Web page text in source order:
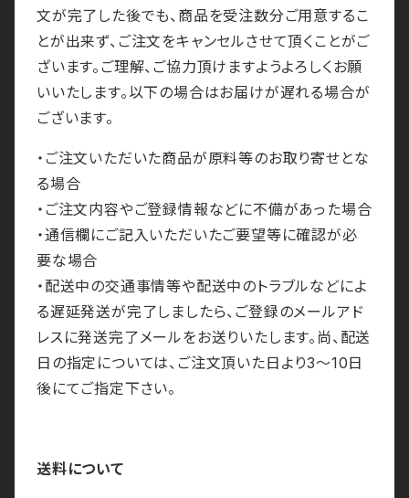
文が完了した後でも、商品を受注数分ご用意するこ
とが出来ず、ご注文をキャンセルさせて頂くことがご
ざいます。ご理解、ご協力頂けますようよろしくお願
いいたします。以下の場合はお届けが遅れる場合が
ございます。
・ご注文いただいた商品が原料等のお取り寄せとな
る場合
・ご注文内容やご登録情報などに不備があった場合
・通信欄にご記入いただいたご要望等に確認が必
要な場合
・配送中の交通事情等や配送中のトラブルなどによ
る遅延発送が完了しましたら、ご登録のメールアド
レスに発送完了メールをお送りいたします。尚、配送
日の指定については、ご注文頂いた日より3～10日
後にてご指定下さい。
送料について